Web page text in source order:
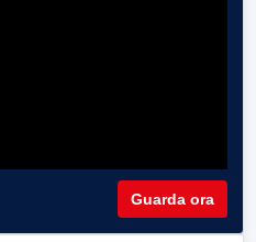
Guarda ora